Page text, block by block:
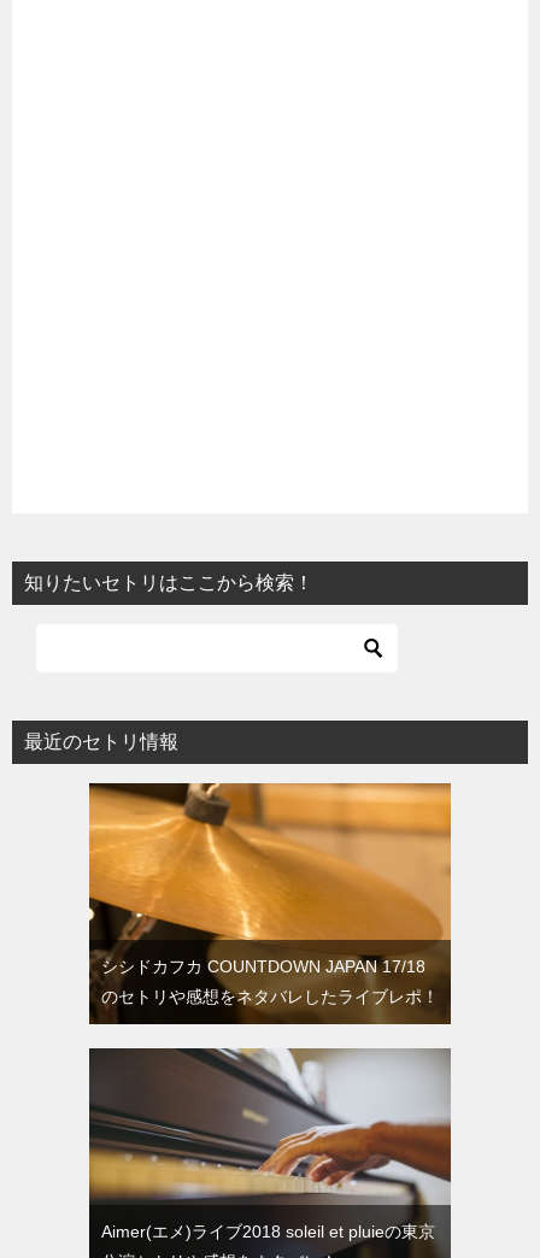
知りたいセトリはここから検索！
最近のセトリ情報
シシドカフカ COUNTDOWN JAPAN 17/18
のセトリや感想をネタバレしたライブレポ！
Aimer(エメ)ライブ2018 soleil et pluieの東京